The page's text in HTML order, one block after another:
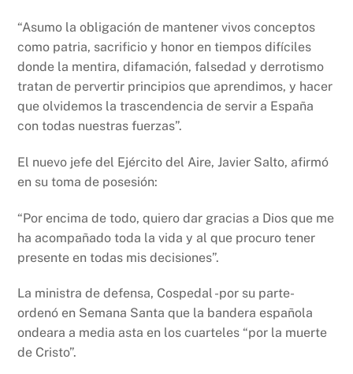
“Asumo la obligación de mantener vivos conceptos
como patria, sacrificio y honor en tiempos difíciles
donde la mentira, difamación, falsedad y derrotismo
tratan de pervertir principios que aprendimos, y hacer
que olvidemos la trascendencia de servir a España
con todas nuestras fuerzas”.
El nuevo jefe del Ejército del Aire, Javier Salto, afirmó
en su toma de posesión:
“Por encima de todo, quiero dar gracias a Dios que me
ha acompañado toda la vida y al que procuro tener
presente en todas mis decisiones”.
La ministra de defensa, Cospedal -por su parte-
ordenó en Semana Santa que la bandera española
ondeara a media asta en los cuarteles “por la muerte
de Cristo”.